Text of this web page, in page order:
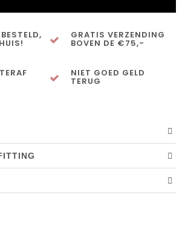
GRATIS VERZENDING
BOVEN DE €75,-
NIET GOED GELD
TERUG